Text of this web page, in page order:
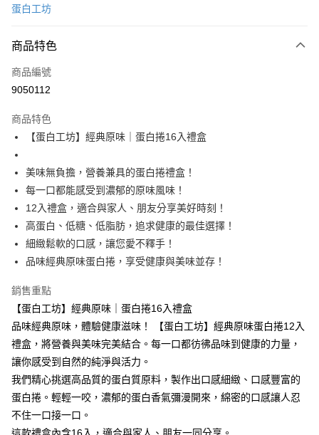
Apple Pay
街口支付
Google Pay
全盈+PAY
大哥付你分期
相關說明
【大哥付你分期使用說明】
1.本服務由台灣大哥大提供，台灣大哥大用戶可立即使用無須另外申請。
2.付款方式選擇「大哥付你分期」，訂單成立後會自動跳轉到大哥付的交易
流程，驗證手機門號後，選擇欲分期的期數、繳款截止日，確認付款後即完
成交易。
4.訂單成立30分鐘內，如未前往確認交易或遇審核未通過，訂單將自動取
消。如遇「轉專審核」未通過狀況，表示未達大哥付你分期系統評分，恕無
法說明評估內容。
【繳款方式說明】
1.分期款項不併入電信帳單，「大哥付你分期」於每月結算日後寄送繳費提
2.透過簡訊連結打開帳單後，可選擇「超商條碼／台灣大直營門市／銀行轉
帳／街口支付／iPASS MONEY」等通路繳費。
【注意事項】
1.本服務係由「台灣大哥大股份有限公司」（以下簡稱本公司）所提供，讓
用戶於交易時，得透過本服務購買商品或服務，並由商店將買賣／分期付款
AFTEE先享後付
相關說明
【關於「AFTEE先享後付」】
AFTEE先享後付是「在收到商品之後才付款」的支付方式。 讓您購物簡單
１．簡單：不需註冊會員、不需綁卡、不需儲值。
２．便利：只要手機號碼，簡訊認證，即可結帳。
３．安心：先確認商品／服務後，再付款。
【「AFTEE先享後付」結帳流程】
１．於結帳方式選擇「AFTEE先享後付」後，將跳轉至「AFTEE先享後付」
２．訂單成立數日內，您將收到繳費通知簡訊。
３．收到繳費通知簡訊後14天內，點擊此簡訊中的連結，可透過四大超商／
ATM／網路銀行／等多元方式進行付款，方視為交易完成。
※ 請注意：結帳手續完成當下不需立刻繳費，但若您需要取消訂單，請聯絡
ATM付款
運送方式
付款後全家取貨
每筆NT$70，滿NT$899(含以上)免運費
付款後7-11取貨
宅配
蛋白工坊
商品特色
商品編號
9050112
商品特色
【蛋白工坊】經典原味｜蛋白捲16入禮盒
美味無負擔，營養兼具的蛋白捲禮盒！
每一口都能感受到濃郁的原味風味！
12入禮盒，適合與家人、朋友分享美好時刻！
高蛋白、低糖、低脂肪，追求健康的最佳選擇！
細緻鬆軟的口感，讓您愛不釋手！
品味經典原味蛋白捲，享受健康與美味並存！
銷售重點
【蛋白工坊】經典原味｜蛋白捲16入禮盒
品味經典原味，體驗健康滋味！ 【蛋白工坊】經典原味蛋白捲12入
禮盒，將營養與美味完美結合。每一口都彷彿品味到健康的力量，
讓你感受到自然的純淨與活力。
我們精心挑選高品質的蛋白質原料，製作出口感細緻、口感豐富的
蛋白捲。輕輕一咬，濃郁的蛋白香氣彌漫開來，綿密的口感讓人忍
不住一口接一口。